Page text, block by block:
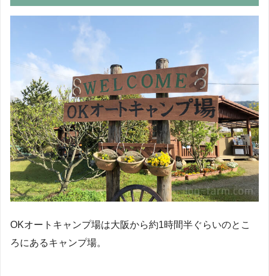
OKオートキャンプ場は大阪から約1時間半ぐらいのとこ
ろにあるキャンプ場。